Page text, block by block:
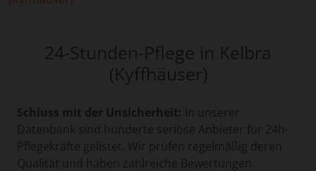
24-Stunden-Pflege in Kelbra
(Kyffhäuser)
Schluss mit der Unsicherheit: In unserer
Datenbank sind hunderte seriöse Anbieter für 24h-
Pflegekräfte gelistet. Wir prüfen regelmäßig deren
Qualität und haben zahlreiche Bewertungen